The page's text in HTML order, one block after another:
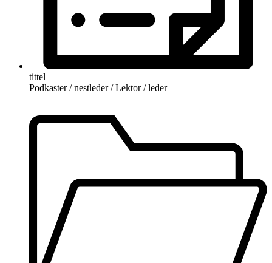
tittel
Podkaster / nestleder / Lektor / leder